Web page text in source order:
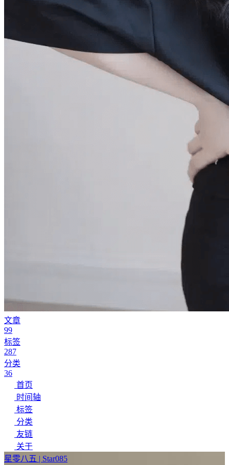
文章
99
标签
287
分类
36
首页
时间轴
标签
分类
友链
关于
星零八五 | Star085